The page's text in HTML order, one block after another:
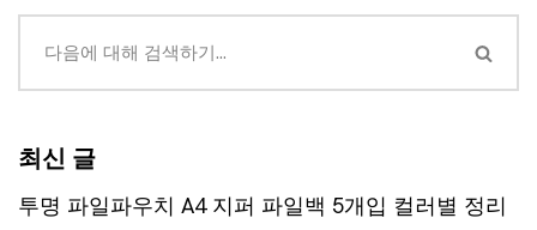
최신 글
투명 파일파우치 A4 지퍼 파일백 5개입 컬러별 정리